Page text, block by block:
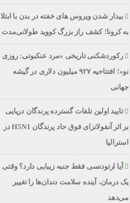
بیدار شدن ویروس‌ های خفته در بدن با ابتلا
به کرونا؛ کشف راز بزرگ کووید طولانی‌مدت
رکوردشکنی تاریخی «مرد عنکبوتی: روزی
نو»؛ افتتاحیه ۹۲۷ میلیون دلاری در گیشه
جهانی
تایید اولین تلفات گسترده پرندگان دریایی
بر اثر آنفولانزای فوق حاد پرندگان H5N1 در
استرالیا
آیا ارتودنسی فقط جنبه زیبایی دارد؟ وقتی
یک درمان، آینده سلامت دندان‌ها را تغییر
می‌دهد